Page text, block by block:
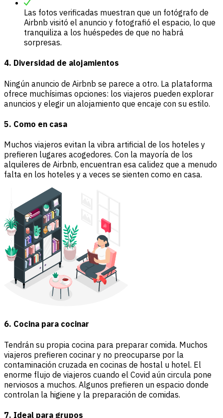
Las fotos verificadas muestran que un fotógrafo de
Airbnb visitó el anuncio y fotografió el espacio, lo que
tranquiliza a los huéspedes de que no habrá
sorpresas.
4. Diversidad de alojamientos
Ningún anuncio de Airbnb se parece a otro. La plataforma
ofrece muchísimas opciones: los viajeros pueden explorar
anuncios y elegir un alojamiento que encaje con su estilo.
5. Como en casa
Muchos viajeros evitan la vibra artificial de los hoteles y
prefieren lugares acogedores. Con la mayoría de los
alquileres de Airbnb, encuentran esa calidez que a menudo
falta en los hoteles y a veces se sienten como en casa.
6. Cocina para cocinar
Tendrán su propia cocina para preparar comida. Muchos
viajeros prefieren cocinar y no preocuparse por la
contaminación cruzada en cocinas de hostal u hotel. El
enorme flujo de viajeros cuando el Covid aún circula pone
nerviosos a muchos. Algunos prefieren un espacio donde
controlan la higiene y la preparación de comidas.
7. Ideal para grupos